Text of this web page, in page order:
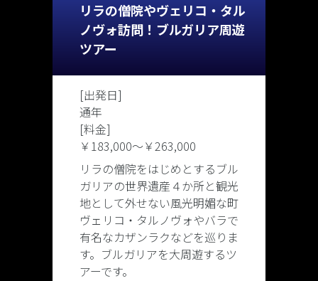
リラの僧院やヴェリコ・タル
ノヴォ訪問！ブルガリア周遊
ツアー
[出発日]
通年
[料金]
￥183,000〜￥263,000
リラの僧院をはじめとするブル
ガリアの世界遺産４か所と観光
地として外せない風光明媚な町
ヴェリコ・タルノヴォやバラで
有名なカザンラクなどを巡りま
す。ブルガリアを大周遊するツ
アーです。